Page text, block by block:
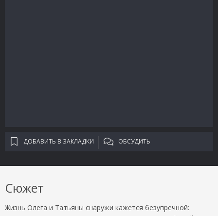
ДОБАВИТЬ В ЗАКЛАДКИ ОБСУДИТЬ
Сюжет
Жизнь Олега и Татьяны снаружи кажется безупречной: